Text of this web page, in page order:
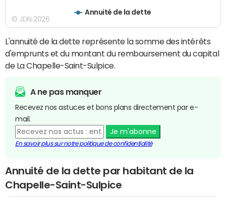
Annuité de la dette
© JDN 2026
L'annuité de la dette représente la somme des intérêts
d'emprunts et du montant du remboursement du capital
de La Chapelle-Saint-Sulpice.
A ne pas manquer
Recevez nos astuces et bons plans directement par e-
mail.
Je m'abonne
En savoir plus sur notre politique de confidentialité
Annuité de la dette par habitant de la
Chapelle-Saint-Sulpice